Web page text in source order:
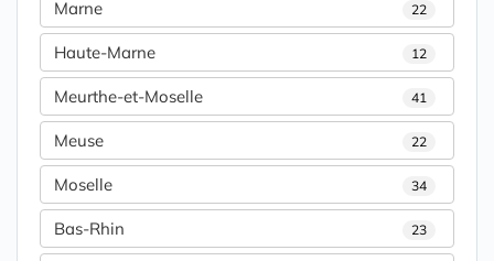
Marne 22
Haute-Marne 12
Meurthe-et-Moselle 41
Meuse 22
Moselle 34
Bas-Rhin 23